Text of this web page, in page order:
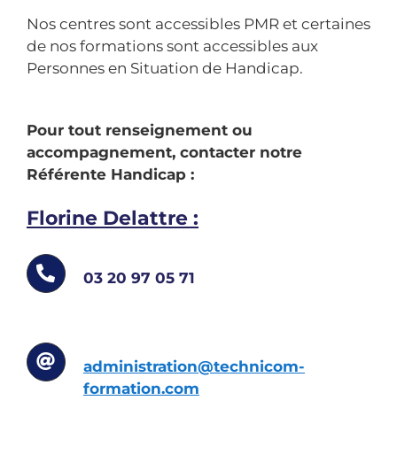
Nos centres sont accessibles PMR et certaines
de nos formations sont accessibles aux
Personnes en Situation de Handicap.
Pour tout renseignement ou
accompagnement, contacter notre
Référente Handicap :
Florine Delattre :
03 20 97 05 71
administration@technicom-
formation.com